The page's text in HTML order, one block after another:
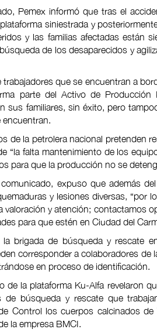
Pemex informó que tras el
siniestrada y
y las familias afectadas están
de los desaparecidos y
trabajadores que se encuentran a
parte del Activo de
sus familiares, sin éxito, pero
encuentran.
de la petrolera nacional pretenden
“la falta mantenimiento de los
para que la producción no se
expuso que además
y lesiones diversas, “por
valoración y atención; contactamos
para que estén en Ciudad del
brigada de búsqueda y rescate
corresponder a colaboradores de
en proceso de identificación.
de la plataforma Ku-Alfa revelaron
de búsqueda y rescate que
Control los cuerpos calcinados de
la empresa BMCI.